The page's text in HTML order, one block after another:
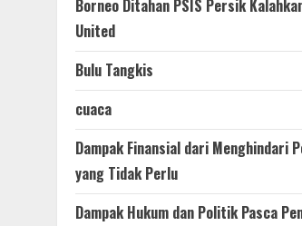
Borneo Ditahan PSIS Persik
United
Bulu Tangkis
cuaca
Dampak Finansial dari Menghindari
yang Tidak Perlu
Dampak Hukum dan Politik Pasca